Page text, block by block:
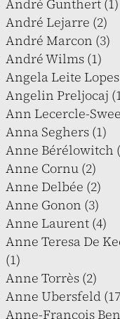
André Gunthert (1)
André Lejarre (2)
André Marcon (3)
André Wilms (1)
Angela Leite Lopes
Angelin Preljocaj
Ann Lecercle-
Anna Seghers (1)
Anne Bérélowitch
Anne Cornu (2)
Anne Delbée (2)
Anne Gonon (3)
Anne Laurent (4)
Anne Teresa De
(1)
Anne Torrès (2)
Anne Ubersfeld
Anne-François